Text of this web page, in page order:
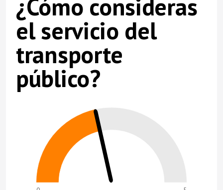
¿Cómo consideras
el servicio del
transporte
público?